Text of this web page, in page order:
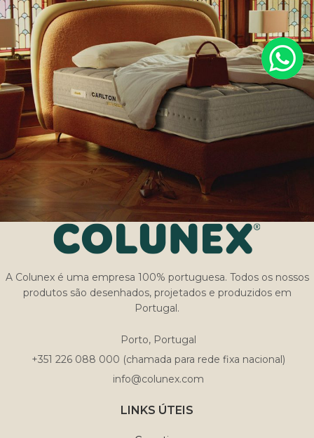
A Colunex é uma empresa 100% portuguesa. Todos os nossos
produtos são desenhados, projetados e produzidos em
Portugal.
Porto, Portugal
+351 226 088 000 (chamada para rede fixa nacional)
info@colunex.com
LINKS ÚTEIS